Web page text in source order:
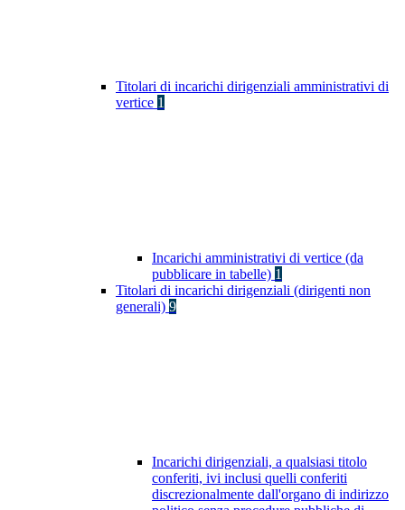
Titolari di incarichi dirigenziali amministrativi di
vertice 1
Incarichi amministrativi di vertice (da
pubblicare in tabelle) 1
Titolari di incarichi dirigenziali (dirigenti non
generali) 9
Incarichi dirigenziali, a qualsiasi titolo
conferiti, ivi inclusi quelli conferiti
discrezionalmente dall'organo di indirizzo